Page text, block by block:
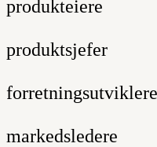
produkteiere
produktsjefer
forretningsutviklere
markedsledere